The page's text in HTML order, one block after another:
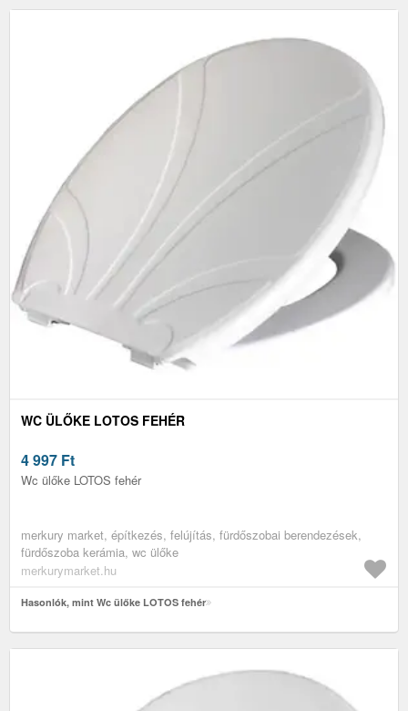
WC ÜLŐKE LOTOS FEHÉR
4 997 Ft
Wc ülőke LOTOS fehér
merkury market, építkezés, felújítás, fürdőszobai berendezések,
fürdőszoba kerámia, wc ülőke
merkurymarket.hu
Hasonlók, mint Wc ülőke LOTOS fehér